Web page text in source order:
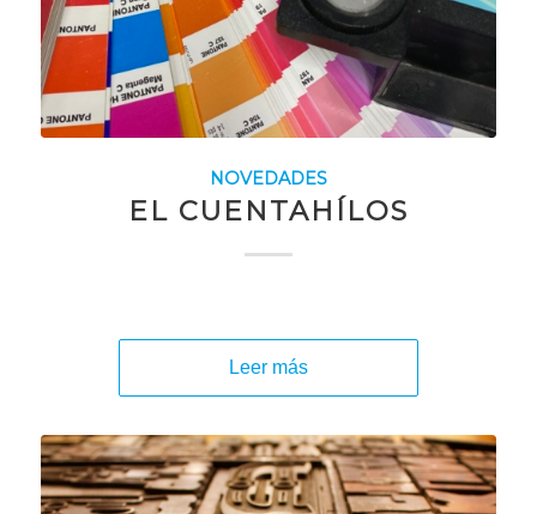
NOVEDADES
EL CUENTAHÍLOS
Leer más